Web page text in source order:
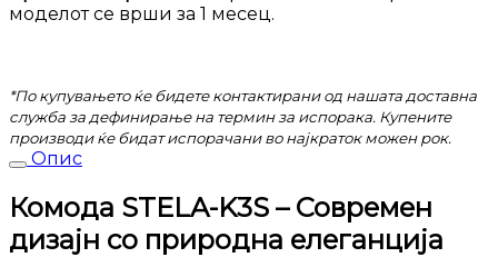
моделот се врши за 1 месец.
*По купувањето ќе бидете контактирани од нашата доставна
служба за дефинирање на термин за испорака. Купените
производи ќе бидат испорачани во најкраток можен рок.
Опис
Комода STELA-K3S – Современ
дизајн со природна елеганција